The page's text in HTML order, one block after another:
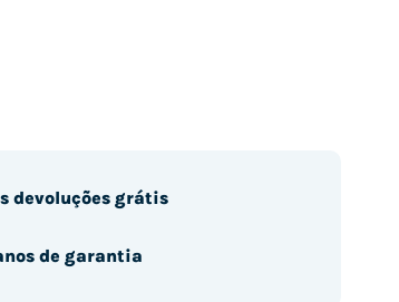
devoluções grátis
de garantia